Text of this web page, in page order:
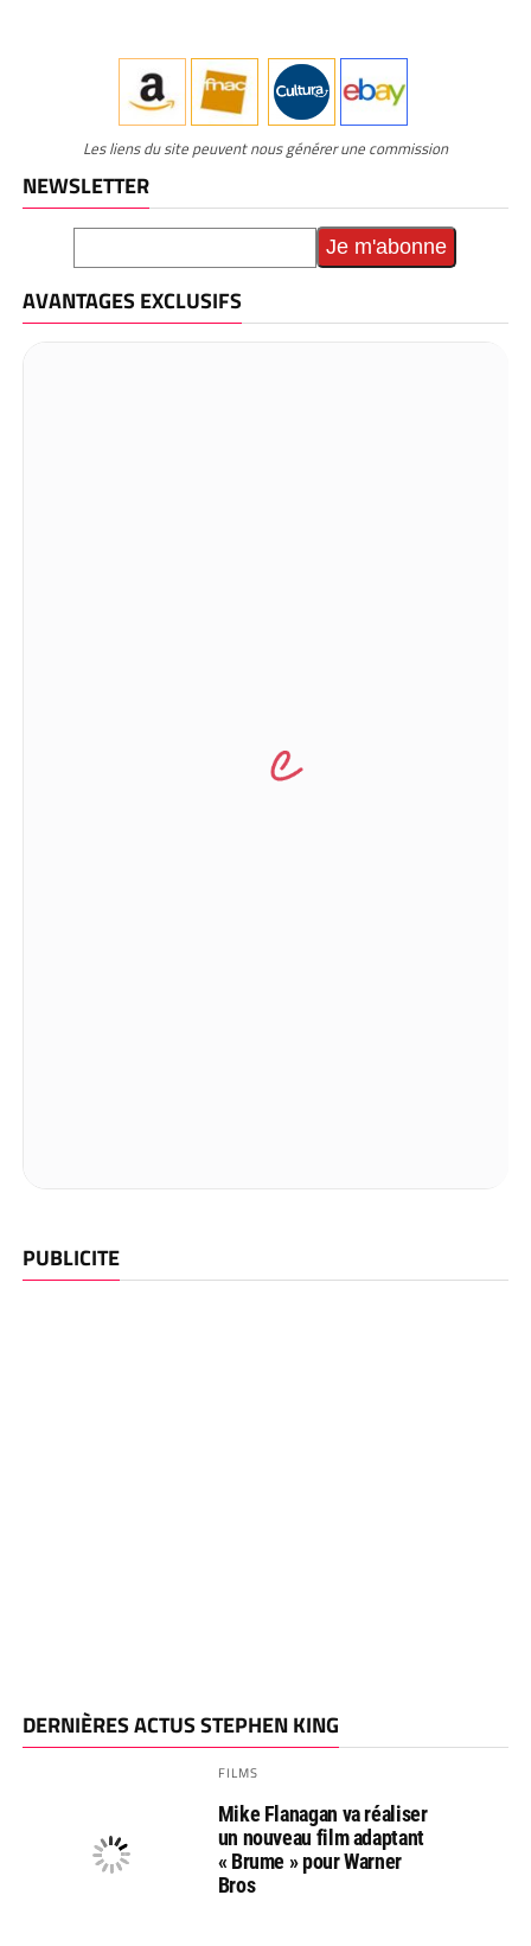
Les liens du site peuvent nous générer une commission
NEWSLETTER
AVANTAGES EXCLUSIFS
PUBLICITE
DERNIÈRES ACTUS STEPHEN KING
FILMS
Mike Flanagan va réaliser
un nouveau film adaptant
« Brume » pour Warner
Bros